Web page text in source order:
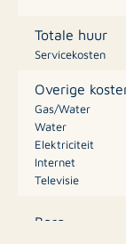
Huurprijs: €
internet en tv.
De minimale
Het voorschot
150,-
Totale huur
Servicekosten
Overige
Gas/Water
Water
Elektriciteit
Internet
Televisie
Borg